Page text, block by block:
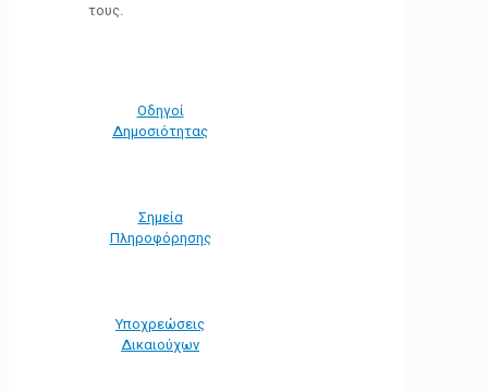
τους.
Οδηγοί
Δημοσιότητας
Σημεία
Πληροφόρησης
Υποχρεώσεις
Δικαιούχων